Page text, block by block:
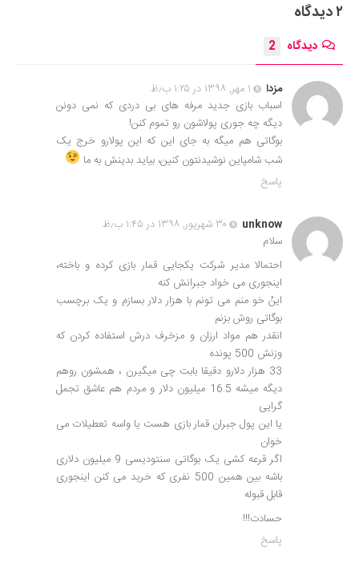
۲ دیدگاه
دیدگاه 2
مزدا
۱ مهر, ۱۳۹۸ در ۱:۲۵ ب٫ظ
اسباب بازی جدید مرفه های بی دردی که نمی دونن
دیگه چه جوری پولاشون رو تموم کنن!
بوگاتی هم میگه به جای این که این پولارو خرج یک
شب شامپاین نوشیدنتون کنین، بیاید بدینش به ما
پاسخ
unknow
۳۰ شهریور, ۱۳۹۸ در ۱:۴۵ ب٫ظ
سلام
احتمالا مدیر شرکت یکجایی قمار بازی کرده و باخته،
اینجوری می خواد جبرانش کنه
اینُ خو منم می تونم با هزار دلار بسازم و یک برچسب
بوگاتی روش بزنم
انقدر هم مواد ارزان و مزخرف درش استفاده کردن که
وزنش 500 پونده
33 هزار دلارو دقیقا بابت چی میگیرن ، همشون روهم
دیگه میشه 16.5 میلیون دلار و مردم هم عاشق تجمل
گرایی
یا این پول جبران قمار بازی هست یا واسه تعطیلات می
خوان
اگر قرعه کشی یک بوگاتی سنتودیسی 9 میلیون دلاری
باشه بین همین 500 نفری که خرید می کنن اینجوری
قابل قبوله
حسادت!!!
پاسخ